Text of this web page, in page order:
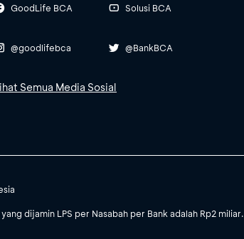
GoodLife BCA
@goodlifebca
Solusi BCA
@BankBCA
Semua Media Sosial
dijamin LPS per Nasabah per Bank adalah Rp2 miliar.